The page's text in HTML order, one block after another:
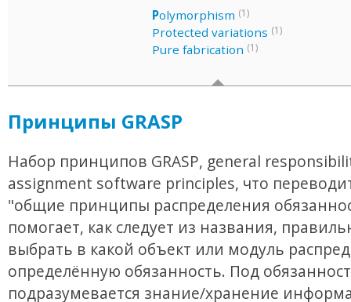
Polymorphism (1)
Protected variations (1)
Pure fabrication (1)
Принципы GRASP
Набор принципов GRASP, general
assignment software principles, что
"общие принципы распределения
помогает, как следует из названия,
выбрать в какой объект или модуль
определённую обязанность. Под
подразумевается знание/хранение